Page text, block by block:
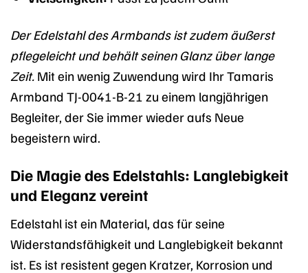
Der Edelstahl des Armbands ist zudem äußerst
pflegeleicht und behält seinen Glanz über lange
Zeit. Mit ein wenig Zuwendung wird Ihr Tamaris
Armband TJ-0041-B-21 zu einem langjährigen
Begleiter, der Sie immer wieder aufs Neue
begeistern wird.
Die Magie des Edelstahls: Langlebigkeit
und Eleganz vereint
Edelstahl ist ein Material, das für seine
Widerstandsfähigkeit und Langlebigkeit bekannt
ist. Es ist resistent gegen Kratzer, Korrosion und